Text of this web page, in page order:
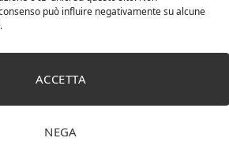
può influire negativamente su alcune
ACCETTA
NEGA
350 ML tacca 0,3 alta qualità
riciclabili per acqua bevande